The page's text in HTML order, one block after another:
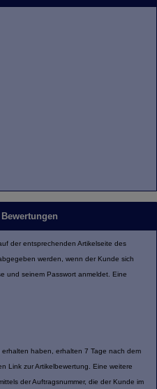
der entsprechenden Artikelseite des
werden, wenn der Kunde sich
und seinem Passwort anmeldet. Eine
haben, erhalten 7 Tage nach dem
Link zur Artikelbewertung. Eine weitere
der Auftragsnummer, die der Kunde im